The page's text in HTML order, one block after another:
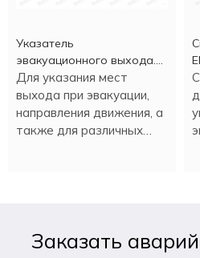
Указатель
эвакуационного выхода.
Выход
Для указания мест
выхода при эвакуации,
направления движения, а
также для различных
Заказать